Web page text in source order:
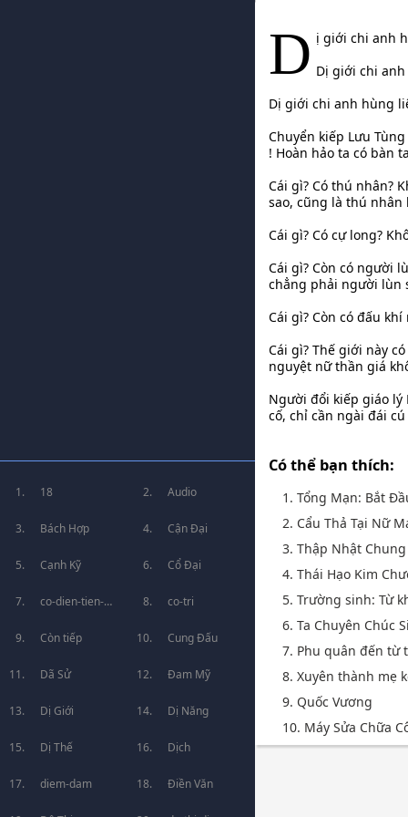
18 Audio
Bách Hợp Cận Đại
Cạnh Kỹ Cổ Đại
co-dien-tien-
hiep
co-tri
Còn tiếp Cung Đấu
Dã Sử Đam Mỹ
Dị Giới Dị Năng
Dị Thế Dịch
diem-dam Điền Văn
D ị giới chi anh
Dị giới chi
Dị giới chi anh hùng
Chuyển kiếp Lưu
! Hoàn hảo ta có bàn
Cái gì? Có thú nhân?
sao, cũng là thú nhân
Cái gì? Có cự long?
Cái gì? Còn có người
chẳng phải người lùn
Cái gì? Còn có đấu
Cái gì? Thế giới này
nguyệt nữ thần giá
Người đổi kiếp giáo
cố, chỉ cần ngài đái
Có thể bạn thích:
1. Tổng Mạn: Bắt
2. Cẩu Thả Tại Nữ
3. Thập Nhật Chung
4. Thái Hạo Kim
5. Trường sinh: Từ
6. Ta Chuyên Chúc
7. Phu quân đến từ
8. Xuyên thành mẹ
9. Quốc Vương
10. Máy Sửa Chữa